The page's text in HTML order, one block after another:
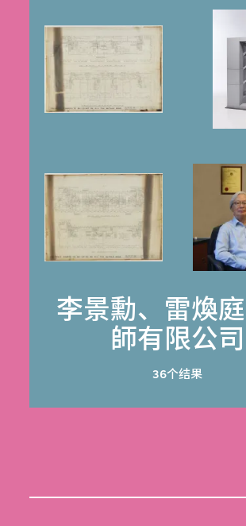
李景勳、雷煥
師有限公司
36个结果